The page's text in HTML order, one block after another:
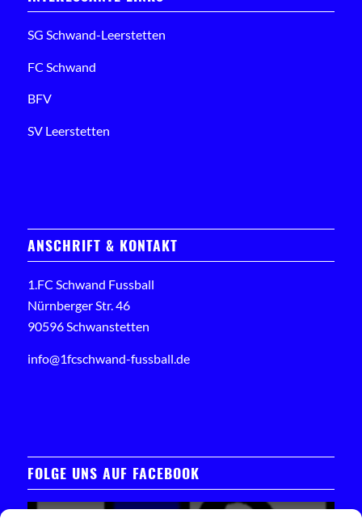
SG Schwand-Leerstetten
FC Schwand
BFV
SV Leerstetten
ANSCHRIFT & KONTAKT
1.FC Schwand Fussball
Nürnberger Str. 46
90596 Schwanstetten
info@1fcschwand-fussball.de
FOLGE UNS AUF FACEBOOK